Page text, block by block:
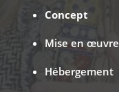
Concept
Mise en œuvre
Hébergement